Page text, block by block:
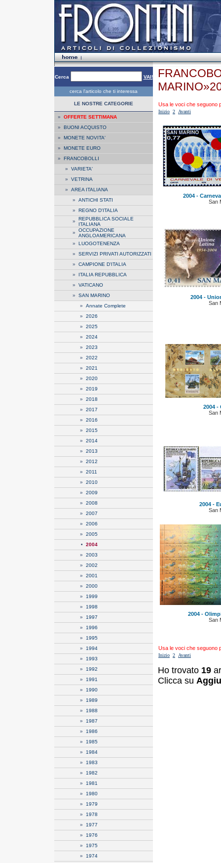
Cerca VAI!
cerca l'articolo che ti interessa
LE NOSTRE CATEGORIE
» OFFERTE SETTIMANA
» BUONI ACQUISTO
» MONETE NOVITA'
» MONETE EURO
» FRANCOBOLLI
» VARIETA'
» VETRINA
» AREA ITALIANA
» ANTICHI STATI
» REGNO D'ITALIA
» REPUBBLICA SOCIALE
ITALIANA
» OCCUPAZIONE
ANGLOAMERICANA
» LUOGOTENENZA
» SERVIZI PRIVATI AUTORIZZATI
» CAMPIONE D'ITALIA
» ITALIA REPUBBLICA
» VATICANO
» SAN MARINO
» Annate Complete
» 2026
» 2025
» 2024
» 2023
» 2022
» 2021
» 2020
» 2019
» 2018
» 2017
» 2016
» 2015
» 2014
» 2013
» 2012
» 2011
» 2010
» 2009
» 2008
» 2007
» 2006
» 2005
• 2004
» 2003
» 2002
» 2001
» 2000
» 1999
» 1998
» 1997
» 1996
» 1995
» 1994
» 1993
» 1992
» 1991
» 1990
» 1989
» 1988
» 1987
» 1986
» 1985
» 1984
» 1983
» 1982
» 1981
» 1980
» 1979
» 1978
» 1977
» 1976
» 1975
» 1974
Usa le voci che seguono
Inizio 2 Avanti
2004 -
San
2004 -
San
2004 -
San
2004 -
San
2004 -
San
Usa le voci che seguono
Inizio 2 Avanti
Ho trovato 19
Clicca su